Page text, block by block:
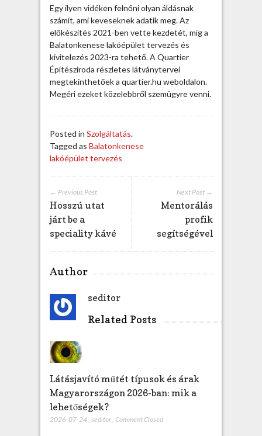
r
v
e
z
é
s
m
a
i
s
l
e
e
s
g
j
g
Egy ilyen vidéken felnőni olyan áldásnak
számít, ami keveseknek adatik meg. Az
előkészítés 2021-ben vette kezdetét, míg a
Balatonkenese lakóépület tervezés és
kivitelezés 2023-ra tehető. A Quartier
Építésziroda részletes látványtervei
megtekinthetőek a quartier.hu weboldalon.
Megéri ezeket közelebbről szemügyre venni.
Posted in Szolgáltatás.
Tagged as Balatonkenese
lakóépület tervezés
Next Post →
Mentorálás
profik
segítségével
← Previous Post
Hosszú utat
járt be a
speciality kávé
Author
seditor
Related Posts
Látásjavító műtét típusok és árak
Magyarországon 2026-ban: mik a
lehetőségek?
2026-07-24 seditor Comment Closed